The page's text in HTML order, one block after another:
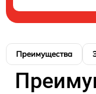
Преимущества